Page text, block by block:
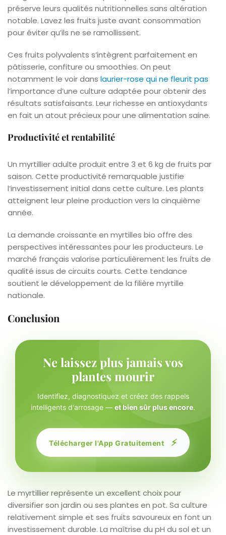
préserve leurs qualités nutritionnelles sans altération
notable. Lavez les fruits juste avant consommation
pour éviter qu’ils ne se ramollissent.
Ces fruits polyvalents s’intègrent parfaitement en
pâtisserie, confiture ou smoothies. On peut
notamment le voir dans laurier-rose qui ne fleurit pas
l’importance d’une culture adaptée pour obtenir des
résultats satisfaisants. Leur richesse en antioxydants
en fait un atout précieux pour une alimentation saine.
Productivité et rentabilité
Un myrtillier adulte produit entre 3 et 6 kg de fruits par
saison. Cette productivité remarquable justifie
l’investissement initial dans cette culture. Les plants
atteignent leur pleine production vers la cinquième
année.
La demande croissante en myrtilles bio offre des
perspectives intéressantes pour les producteurs. Le
marché français valorise particulièrement les fruits de
qualité issus de circuits courts. Cette tendance
soutient le développement de la filière myrtille
nationale.
Conclusion
Ne laissez plus jamais vos
plantes mourir
Identifiez, diagnostiquez et créez des rappels
intelligents d'arrosage — et bien sûr plus encore.
Télécharger l'App Gratuitement ⚡
Le myrtillier représente un excellent choix pour
diversifier son jardin ou ses plantes en pot. Sa culture
relativement simple et ses fruits savoureux en font un
investissement durable. La maîtrise du pH du sol et un